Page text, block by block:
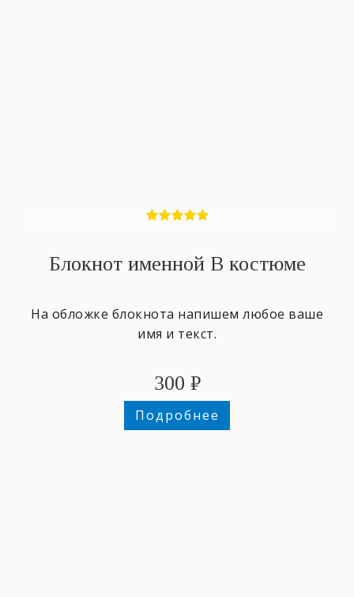
Блокнот именной В костюме
На обложке блокнота напишем любое ваше
имя и текст.
300 ₽
Подробнее